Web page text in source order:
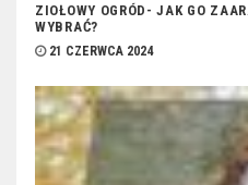
ZIOŁOWY OGRÓD- JAK GO
WYBRAĆ?
21 CZERWCA 2024